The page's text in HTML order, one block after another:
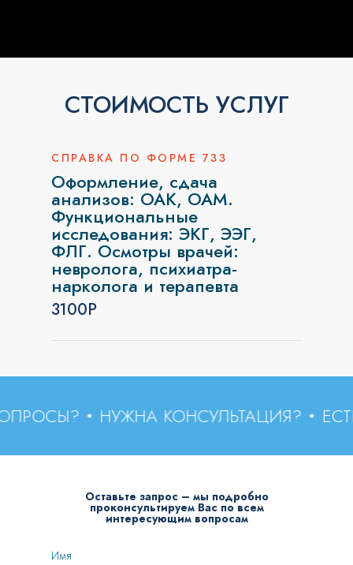
СТОИМОСТЬ УСЛУГ
СПРАВКА ПО ФОРМЕ 733
Оформление, сдача
анализов: ОАК, ОАМ.
Функциональные
исследования: ЭКГ, ЭЭГ,
ФЛГ. Осмотры врачей:
невролога, психиатра-
нарколога и терапевта
3100Р
НУЖНА КОНСУЛЬТАЦИЯ? ЕСТЬ
Оставьте запрос – мы подробно
проконсультируем Вас по всем
интересующим вопросам
Имя